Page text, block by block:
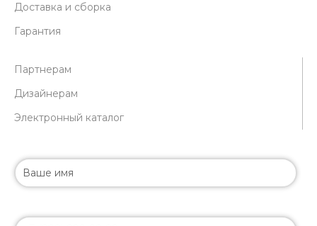
Доставка и сборка
Гарантия
Партнерам
Дизайнерам
Электронный каталог